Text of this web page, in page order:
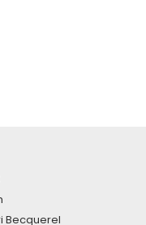
Becquerel